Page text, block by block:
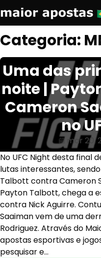
Skip to navigation
Skip to content
Maior Apostas Brasil
Categoria:
Uma das
noite |
Cameron
no
mar 20,
No UFC Night desta final
lutas interessantes,
Talbott contra Cameron
Payton Talbott, chega a
contra Nick Aguirre.
Saaiman vem de uma
Rodriguez. Através do
apostas esportivas e
pesquisar e…